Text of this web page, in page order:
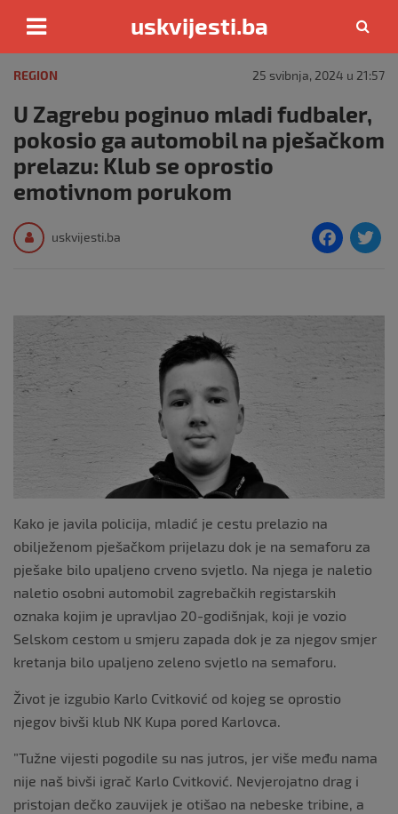
content
uskvijesti.ba
REGION 25 svibnja, 2024 u 21:57
U Zagrebu poginuo mladi fudbaler,
pokosio ga automobil na pješačkom
prelazu: Klub se oprostio
emotivnom porukom
uskvijesti.ba
F
e
b
o
k
Kako je javila policija, mladić je cestu prelazio na
obilježenom pješačkom prijelazu dok je na semaforu za
pješake bilo upaljeno crveno svjetlo. Na njega je naletio
naletio osobni automobil zagrebačkih registarskih
oznaka kojim je upravljao 20-godišnjak, koji je vozio
Selskom cestom u smjeru zapada dok je za njegov smjer
kretanja bilo upaljeno zeleno svjetlo na semaforu.
Život je izgubio Karlo Cvitković od kojeg se oprostio
njegov bivši klub NK Kupa pored Karlovca.
”Tužne vijesti pogodile su nas jutros, jer više među nama
nije naš bivši igrač Karlo Cvitković. Nevjerojatno drag i
pristojan dečko zauvijek je otišao na nebeske tribine, a